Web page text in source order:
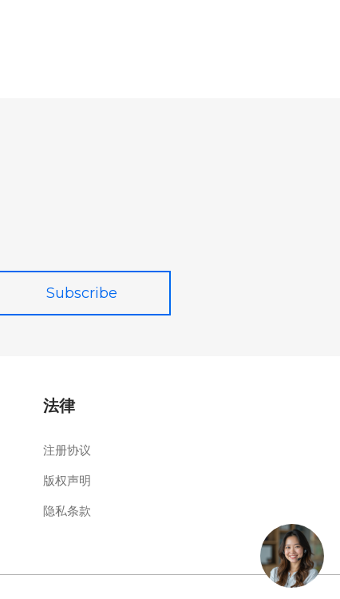
法律
注册协议
版权声明
隐私条款